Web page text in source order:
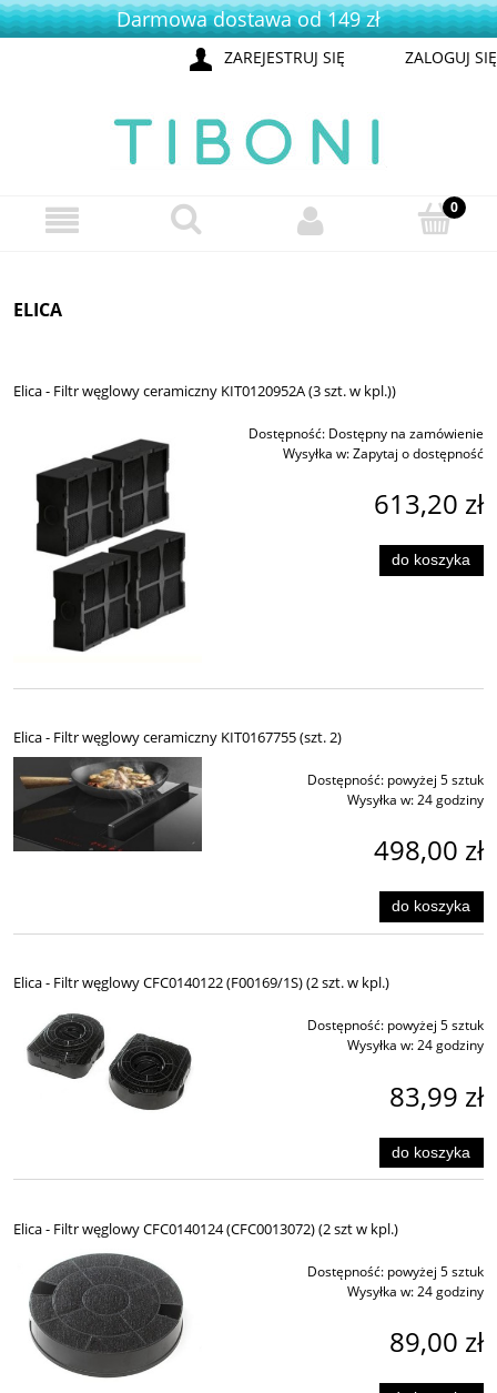
Darmowa dostawa od 149 zł
ZAREJESTRUJ SIĘ ZALOGUJ SIĘ
ELICA
Elica - Filtr węglowy ceramiczny KIT0120952A (3 szt. w kpl.))
Dostępność: Dostępny na zamówienie
Wysyłka w:Zapytaj o dostępność
613,20 zł
do koszyka
Elica - Filtr węglowy ceramiczny KIT0167755 (szt. 2)
Dostępność: powyżej 5 sztuk
Wysyłka w:24 godziny
498,00 zł
do koszyka
Elica - Filtr węglowy CFC0140122 (F00169/1S) (2 szt. w kpl.)
Dostępność: powyżej 5 sztuk
Wysyłka w:24 godziny
83,99 zł
do koszyka
Elica - Filtr węglowy CFC0140124 (CFC0013072) (2 szt w kpl.)
Dostępność: powyżej 5 sztuk
Wysyłka w:24 godziny
89,00 zł